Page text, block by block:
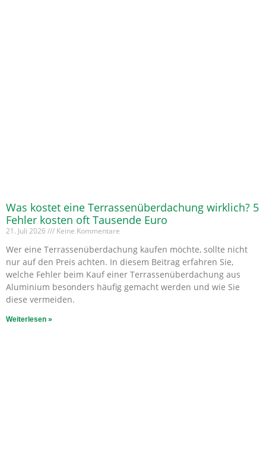
Was kostet eine Terrassenüberdachung wirklich? 5
Fehler kosten oft Tausende Euro
21. Juli 2026 Keine Kommentare
Wer eine Terrassenüberdachung kaufen möchte, sollte nicht
nur auf den Preis achten. In diesem Beitrag erfahren Sie,
welche Fehler beim Kauf einer Terrassenüberdachung aus
Aluminium besonders häufig gemacht werden und wie Sie
diese vermeiden.
Weiterlesen »